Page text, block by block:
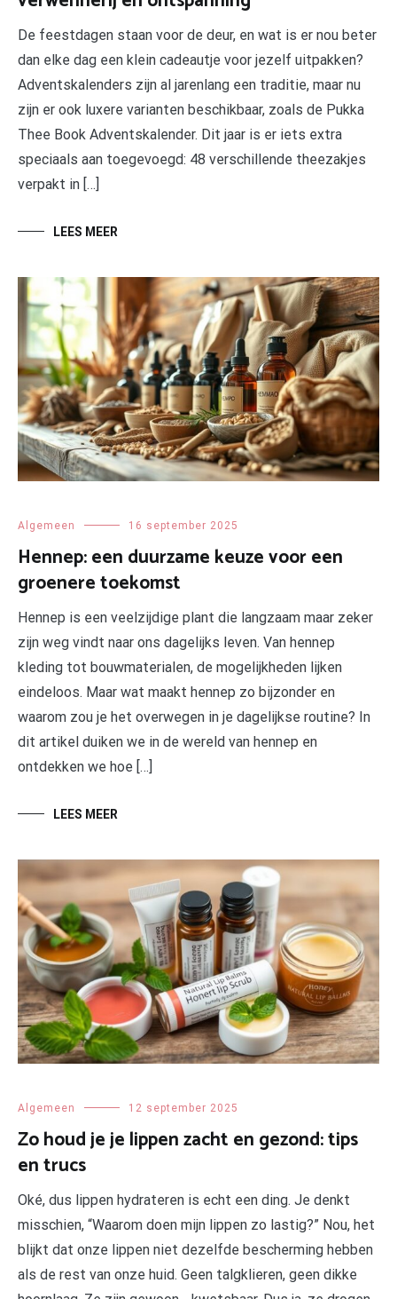
De feestdagen staan voor de deur, en wat is er nou beter
dan elke dag een klein cadeautje voor jezelf uitpakken?
Adventskalenders zijn al jarenlang een traditie, maar nu
zijn er ook luxere varianten beschikbaar, zoals de Pukka
Thee Book Adventskalender. Dit jaar is er iets extra
speciaals aan toegevoegd: 48 verschillende theezakjes
verpakt in […]
LEES MEER
Algemeen 16 september 2025
Hennep: een duurzame keuze voor een
groenere toekomst
Hennep is een veelzijdige plant die langzaam maar zeker
zijn weg vindt naar ons dagelijks leven. Van hennep
kleding tot bouwmaterialen, de mogelijkheden lijken
eindeloos. Maar wat maakt hennep zo bijzonder en
waarom zou je het overwegen in je dagelijkse routine? In
dit artikel duiken we in de wereld van hennep en
ontdekken we hoe […]
LEES MEER
Algemeen 12 september 2025
Zo houd je je lippen zacht en gezond: tips
en trucs
Oké, dus lippen hydrateren is echt een ding. Je denkt
misschien, “Waarom doen mijn lippen zo lastig?” Nou, het
blijkt dat onze lippen niet dezelfde bescherming hebben
als de rest van onze huid. Geen talgklieren, geen dikke